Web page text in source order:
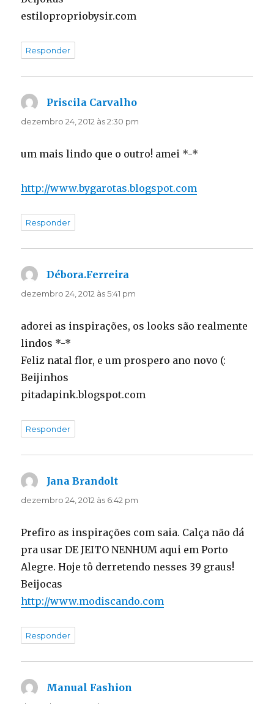
estilopropriobysir.com
Responder
Priscila Carvalho
dezembro 24, 2012 às 2:30 pm
um mais lindo que o outro! amei *-*
http://www.bygarotas.blogspot.com
Responder
Débora.Ferreira
dezembro 24, 2012 às 5:41 pm
adorei as inspirações, os looks são realmente
lindos *-*
Feliz natal flor, e um prospero ano novo (:
Beijinhos
pitadapink.blogspot.com
Responder
Jana Brandolt
dezembro 24, 2012 às 6:42 pm
Prefiro as inspirações com saia. Calça não dá
pra usar DE JEITO NENHUM aqui em Porto
Alegre. Hoje tô derretendo nesses 39 graus!
Beijocas
http://www.modiscando.com
Responder
Manual Fashion